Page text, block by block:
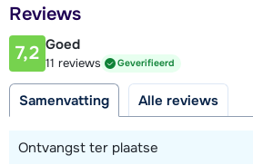
10 meter
Afstand tot skilift
10 meter
Bekijk kaart
Reviews
7,2 Goed
11 reviews Geverifieerd
Samenvatting Alle reviews
Ontvangst ter plaatse